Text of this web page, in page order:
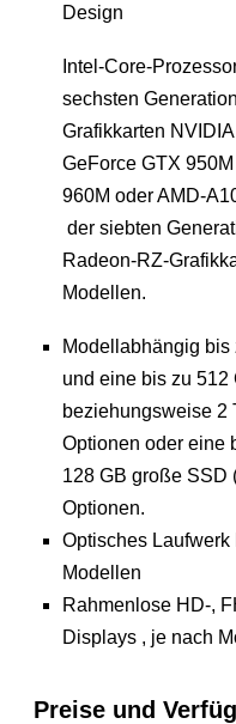
Design
Intel-Core-
sechsten
Grafikkarten
GeForce GTX
960M oder AMD-
der siebten
Radeon-RZ-
Modellen.
Modellabhängig bis
und eine bis zu 512
beziehungsweise 2
Optionen oder eine
128 GB große SSD
Optionen.
Optisches
Modellen
Rahmenlose HD-,
Displays , je nach
Preise und